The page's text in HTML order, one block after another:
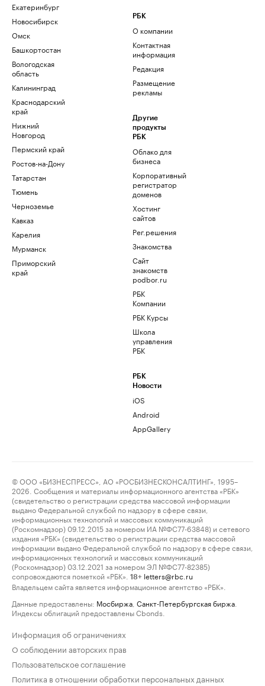
Екатеринбург
Новосибирск
Омск
Башкортостан
Вологодская
область
Калининград
Краснодарский
край
Нижний
Новгород
Пермский край
Ростов-на-Дону
Татарстан
Тюмень
Черноземье
Кавказ
Карелия
Мурманск
Приморский
край
РБК
О компании
Контактная
информация
Редакция
Размещение
рекламы
Другие
продукты
РБК
Облако для
бизнеса
Корпоративный
регистратор
доменов
Хостинг
сайтов
Рег.решения
Знакомства
Сайт
знакомств
podbor.ru
РБК
Компании
РБК Курсы
Школа
управления
РБК
РБК
Новости
iOS
Android
AppGallery
© ООО «БИЗНЕСПРЕСС», АО «РОСБИЗНЕСКОНСАЛТИНГ», 1995–
2026. Сообщения и материалы информационного агентства «РБК»
(свидетельство о регистрации средства массовой информации
выдано Федеральной службой по надзору в сфере связи,
информационных технологий и массовых коммуникаций
(Роскомнадзор) 09.12.2015 за номером ИА №ФС77-63848) и сетевого
издания «РБК» (свидетельство о регистрации средства массовой
информации выдано Федеральной службой по надзору в сфере связи,
информационных технологий и массовых коммуникаций
(Роскомнадзор) 03.12.2021 за номером ЭЛ №ФС77-82385)
сопровождаются пометкой «РБК».
18+ letters@rbc.ru
Владельцем сайта является информационное агентство «РБК».
Данные предоставлены: Мосбиржа Санкт-Петербургская биржа
Индексы облигаций предоставлены Cbonds.
Информация об ограничениях
О соблюдении авторских прав
Пользовательское соглашение
Политика в отношении обработки персональных данных